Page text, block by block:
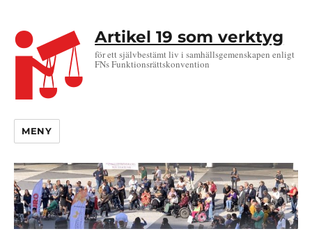
Artikel 19 som verktyg
för ett självbestämt liv i samhällsgemenskapen enligt
FNs Funktionsrättskonvention
MENY